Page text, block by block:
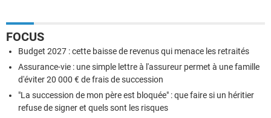
FOCUS
Budget 2027 : cette baisse de revenus qui menace les retraités
Assurance-vie : une simple lettre à l'assureur permet à une famille
d'éviter 20 000 € de frais de succession
"La succession de mon père est bloquée" : que faire si un héritier
refuse de signer et quels sont les risques